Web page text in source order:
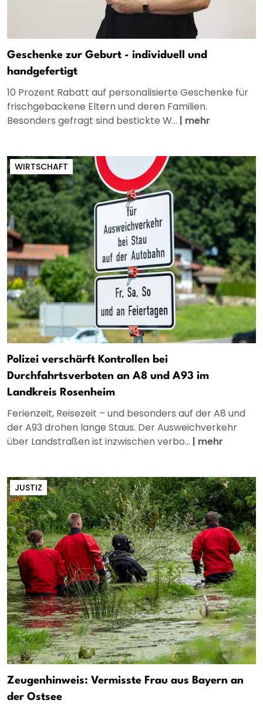
Geschenke zur Geburt - individuell und
handgefertigt
10 Prozent Rabatt auf personalisierte Geschenke für
frischgebackene Eltern und deren Familien.
Besonders gefragt sind bestickte W... | mehr
WIRTSCHAFT
Polizei verschärft Kontrollen bei
Durchfahrtsverboten an A8 und A93 im
Landkreis Rosenheim
Ferienzeit, Reisezeit – und besonders auf der A8 und
der A93 drohen lange Staus. Der Ausweichverkehr
über Landstraßen ist inzwischen verbo... | mehr
JUSTIZ
Zeugenhinweis: Vermisste Frau aus Bayern an
der Ostsee